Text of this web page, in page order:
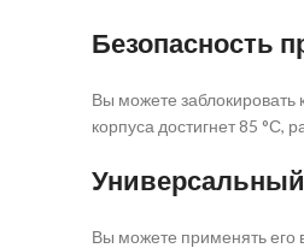
Безопасность
Вы можете заблокировать
корпуса достигнет 85 °С,
Вы можете применять его